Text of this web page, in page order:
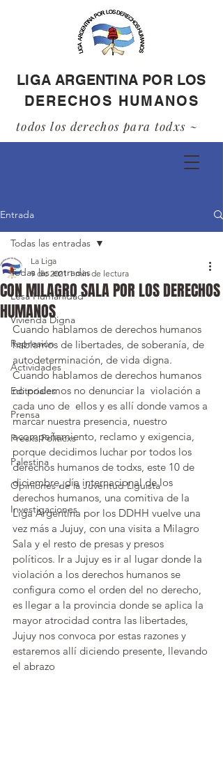
LIGA ARGENTINA POR LOS
DERECHOS HUMANOS
todos los derechos para todxs ~
Entrada
Todas las entradas
Lesa Humanidad
Vivienda Digna
Represión
Actividades
Editoriales
Prensa
Presxs Políticxs
Palestina
Opiniones de la Juventud Liguista
Investigaciones
Todas las entradas
CON MILAGRO SALA POR LOS DERECHOS
HUMANOS
La Liga
9 dic 2021 1 min de lectura
Cuando hablamos de derechos humanos
hablamos de libertades, de soberanía, de
autodeterminación, de vida digna.
Cuando hablamos de derechos humanos
no podemos no denunciar la  violación a
cada uno de  ellos y es allí donde vamos a
marcar nuestra presencia, nuestro
acompañamiento, reclamo y exigencia,
porque decidimos luchar por todos los
derechos humanos de todxs, este 10 de
diciembre, día internacional de los
derechos humanos, una comitiva de la
Liga Argentina por los DDHH vuelve una
vez más a Jujuy, con una visita a Milagro
Sala y el resto de presas y presos
políticos. Ir a Jujuy es ir al lugar donde la
violación a los derechos humanos se
configura como el orden del no derecho,
es llegar a la provincia donde se aplica la
mayor atrocidad contra las libertades,
Jujuy nos convoca por estas razones y
estaremos allí diciendo presente, llevando
el abrazo